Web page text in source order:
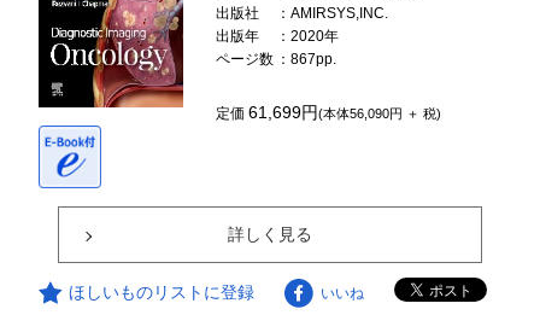
出版社
：AMIRSYS,INC.
出版年
：2020年
ページ数 ：867pp.
定価61,699円(本体56,090円 ＋ 税)
詳しく見る
ほしいものリストに登録 いいね